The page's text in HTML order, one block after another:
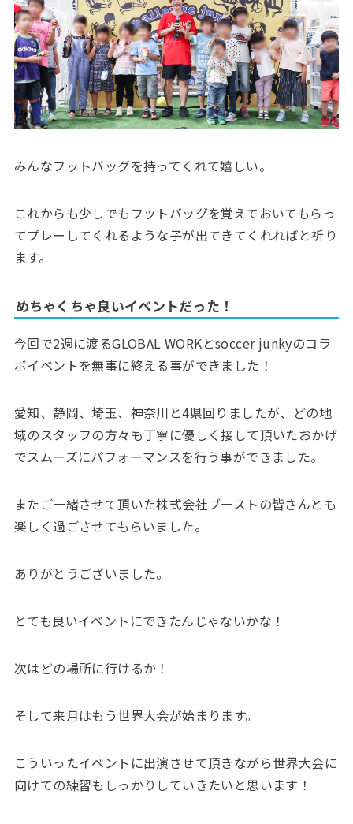
みんなフットバッグを持ってくれて嬉しい。
これからも少しでもフットバッグを覚えておいてもらっ
てプレーしてくれるような子が出てきてくれればと祈り
ます。
めちゃくちゃ良いイベントだった！
今回で2週に渡るGLOBAL WORKとsoccer junkyのコラ
ボイベントを無事に終える事ができました！
愛知、静岡、埼玉、神奈川と4県回りましたが、どの地
域のスタッフの方々も丁寧に優しく接して頂いたおかげ
でスムーズにパフォーマンスを行う事ができました。
またご一緒させて頂いた株式会社ブーストの皆さんとも
楽しく過ごさせてもらいました。
ありがとうございました。
とても良いイベントにできたんじゃないかな！
次はどの場所に行けるか！
そして来月はもう世界大会が始まります。
こういったイベントに出演させて頂きながら世界大会に
向けての練習もしっかりしていきたいと思います！